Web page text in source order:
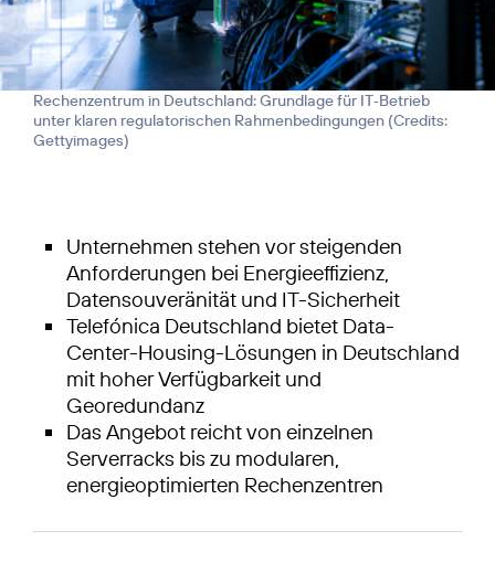
Rechenzentrum in Deutschland: Grundlage für IT‑Betrieb
unter klaren regulatorischen Rahmenbedingungen (Credits:
Gettyimages)
Unternehmen stehen vor steigenden
Anforderungen bei Energieeffizienz,
Datensouveränität und IT-Sicherheit
Telefónica Deutschland bietet Data-
Center-Housing-Lösungen in Deutschland
mit hoher Verfügbarkeit und
Georedundanz
Das Angebot reicht von einzelnen
Serverracks bis zu modularen,
energieoptimierten Rechenzentren